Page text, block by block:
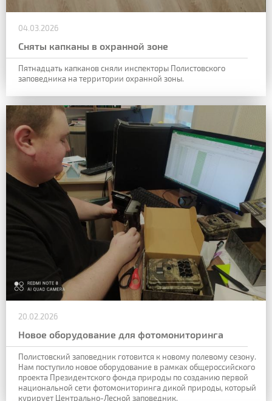
04.03.2026
Сняты капканы в охранной зоне
Пятнадцать капканов сняли инспекторы Полистовского
заповедника на территории охранной зоны.
20.02.2026
Новое оборудование для фотомониторинга
Полистовский заповедник готовится к новому полевому сезону.
Нам поступило новое оборудование в рамках общероссийского
проекта Президентского фонда природы по созданию первой
национальной сети фотомониторинга дикой природы, который
курирует Центрально-Лесной заповедник.